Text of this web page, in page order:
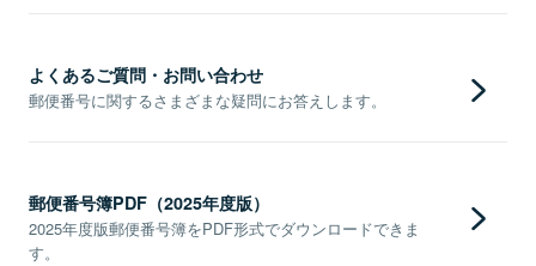
よくあるご質問・お問い合わせ
郵便番号に関するさまざまな疑問にお答えします。
郵便番号簿PDF（2025年度版）
2025年度版郵便番号簿をPDF形式でダウンロードできま
す。